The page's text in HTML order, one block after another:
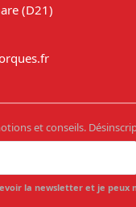
(D21)
et conseils.
la newsletter et je peux